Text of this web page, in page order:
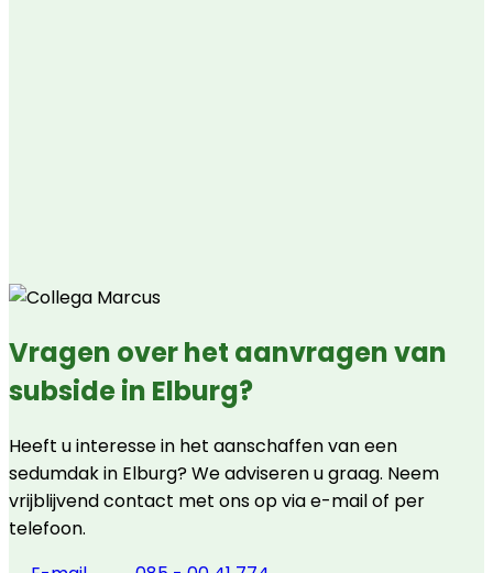
Vragen over het aanvragen van
subside in Elburg?
Heeft u interesse in het aanschaffen van een
sedumdak in Elburg? We adviseren u graag. Neem
vrijblijvend contact met ons op via e-mail of per
telefoon.